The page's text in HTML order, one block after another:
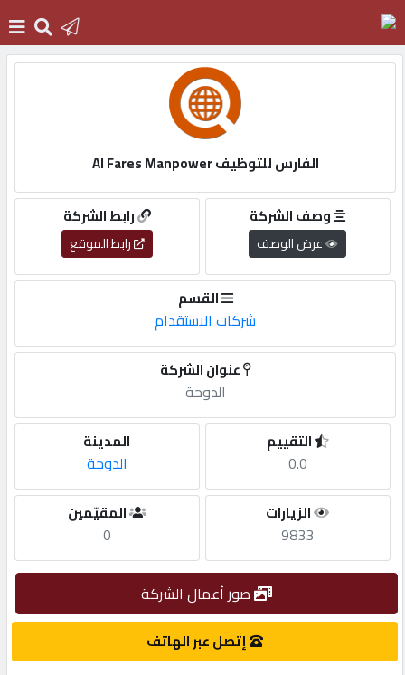
التسجيل
English
أضف
طلب
الفارس للتوظيف Al Fares Manpower
رابط الشركة
رابط الموقع
وصف الشركة
عرض الوصف
القسم
شركات الاستقدام
عنوان الشركة
الدوحة
المدينة
الدوحة
التقييم
0.0
المقيّمين
0
الزيارات
9833
صور أعمال الشركة
إتصل عبر الهاتف